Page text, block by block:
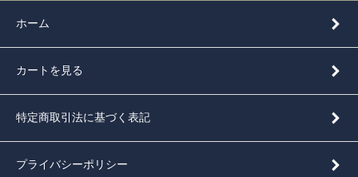
ホーム
カートを見る
特定商取引法に基づく表記
プライバシーポリシー